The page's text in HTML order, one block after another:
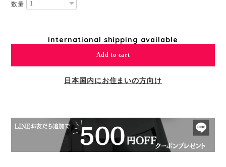
数量
International shipping available
Add to cart
日本国内にお住まいの方向け